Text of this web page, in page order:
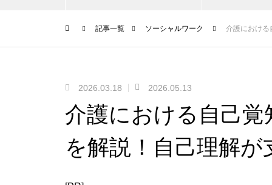
記事一覧 ソーシャルワーク 介護における
2026.03.18 2026.05.13
介護における自己
を解説！自己理解